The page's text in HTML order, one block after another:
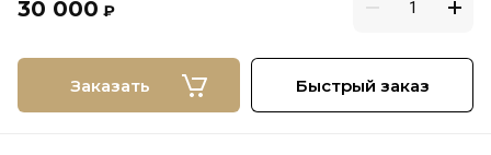
30 000 ₽
Заказать Быстрый заказ